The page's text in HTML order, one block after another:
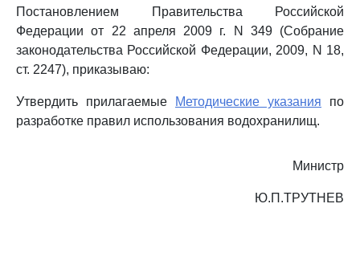
Постановлением Правительства Российской
Федерации от 22 апреля 2009 г. N 349 (Собрание
законодательства Российской Федерации, 2009, N 18,
ст. 2247), приказываю:
Утвердить прилагаемые Методические указания по
разработке правил использования водохранилищ.
Министр
Ю.П.ТРУТНЕВ